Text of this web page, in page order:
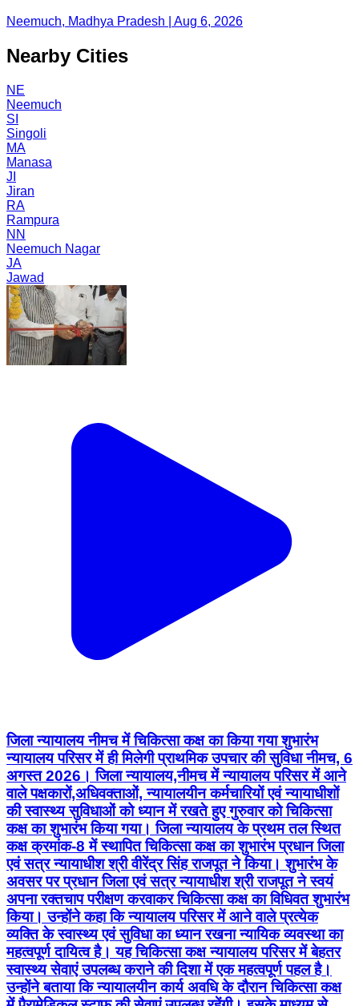
Neemuch, Madhya Pradesh | Aug 6, 2026
Nearby Cities
NE
Neemuch
SI
Singoli
MA
Manasa
JI
Jiran
RA
Rampura
NN
Neemuch Nagar
JA
Jawad
जिला न्यायालय नीमच में चिकित्सा कक्ष का किया गया शुभारंभ
न्यायालय परिसर में ही मिलेगी प्राथमिक उपचार की सुविधा नीमच, 6
अगस्त 2026। जिला न्यायालय,नीमच में न्यायालय परिसर में आने
वाले पक्षकारों,अधिवक्ताओं, न्यायालयीन कर्मचारियों एवं न्यायाधीशों
की स्वास्थ्य सुविधाओं को ध्यान में रखते हुए गुरुवार को चिकित्सा
कक्ष का शुभारंभ किया गया। जिला न्यायालय के प्रथम तल स्थित
कक्ष क्रमांक-8 में स्थापित चिकित्सा कक्ष का शुभारंभ प्रधान जिला
एवं सत्र न्यायाधीश श्री वीरेंद्र सिंह राजपूत ने किया। शुभारंभ के
अवसर पर प्रधान जिला एवं सत्र न्यायाधीश श्री राजपूत ने स्वयं
अपना रक्तचाप परीक्षण करवाकर चिकित्सा कक्ष का विधिवत शुभारंभ
किया। उन्होंने कहा कि न्यायालय परिसर में आने वाले प्रत्येक
व्यक्ति के स्वास्थ्य एवं सुविधा का ध्यान रखना न्यायिक व्यवस्था का
महत्वपूर्ण दायित्व है। यह चिकित्सा कक्ष न्यायालय परिसर में बेहतर
स्वास्थ्य सेवाएं उपलब्ध कराने की दिशा में एक महत्वपूर्ण पहल है।
उन्होंने बताया कि न्यायालयीन कार्य अवधि के दौरान चिकित्सा कक्ष